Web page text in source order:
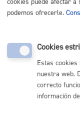
Concesión de
Autorización
licenias
por razón de
podemos ofrecerle.
Cookies
Estas
nuestra web.
correcto
información